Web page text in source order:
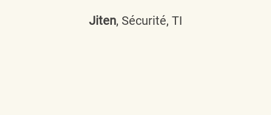
Jiten, Sécurité, TI